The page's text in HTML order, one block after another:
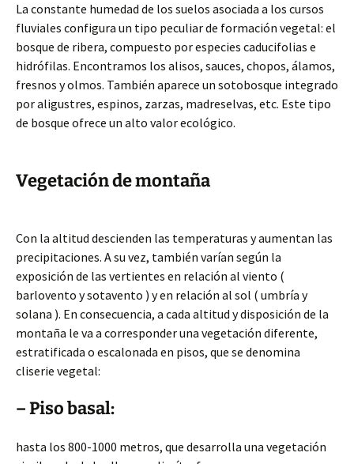
La constante humedad de los suelos asociada a los cursos
fluviales configura un tipo peculiar de formación vegetal: el
bosque de ribera, compuesto por especies caducifolias e
hidrófilas. Encontramos los alisos, sauces, chopos, álamos,
fresnos y olmos. También aparece un sotobosque integrado
por aligustres, espinos, zarzas, madreselvas, etc. Este tipo
de bosque ofrece un alto valor ecológico.
Vegetación de montaña
Con la altitud descienden las temperaturas y aumentan las
precipitaciones. A su vez, también varían según la
exposición de las vertientes en relación al viento (
barlovento y sotavento ) y en relación al sol ( umbría y
solana ). En consecuencia, a cada altitud y disposición de la
montaña le va a corresponder una vegetación diferente,
estratificada o escalonada en pisos, que se denomina
cliserie vegetal:
– Piso basal:
hasta los 800-1000 metros, que desarrolla una vegetación